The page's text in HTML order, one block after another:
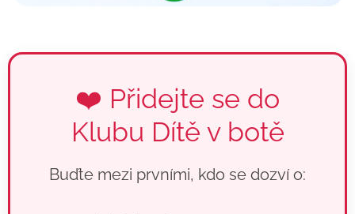
❤️ Přidejte se do
Klubu Dítě v botě
Buďte mezi prvními, kdo se dozví o: